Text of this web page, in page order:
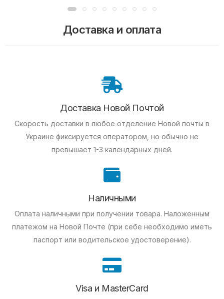
Доставка и оплата
Доставка Новой Почтой
Скорость доставки в любое отделение Новой почты в
Украине фиксируется оператором, но обычно не
превышает 1-3 календарных дней.
Наличными
Оплата наличными при получении товара. Наложенным
платежом на Новой Почте (при себе необходимо иметь
паспорт или водительское удостоверение).
Visa и MasterCard